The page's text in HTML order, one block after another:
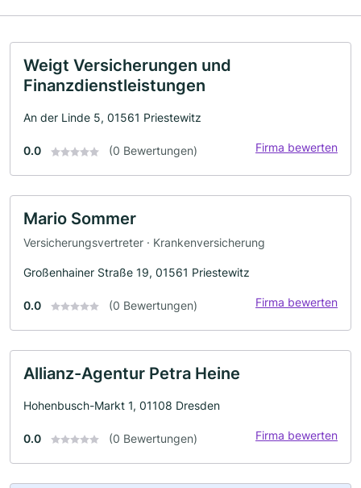
Weigt Versicherungen und
Finanzdienstleistungen
An der Linde 5, 01561 Priestewitz
0.0 (0 Bewertungen) Firma bewerten
Mario Sommer
Versicherungsvertreter · Krankenversicherung
Großenhainer Straße 19, 01561 Priestewitz
0.0 (0 Bewertungen) Firma bewerten
Allianz-Agentur Petra Heine
Hohenbusch-Markt 1, 01108 Dresden
0.0 (0 Bewertungen) Firma bewerten